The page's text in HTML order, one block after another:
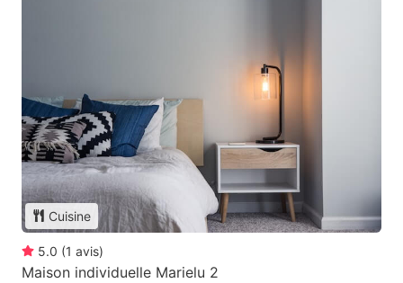
Cuisine
5.0 (1 avis)
Maison individuelle Marielu 2